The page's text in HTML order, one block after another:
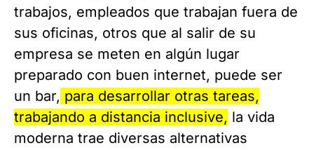
trabajos, empleados que trabajan fuera de
sus oficinas, otros que al salir de su
empresa se meten en algún lugar
preparado con buen internet, puede ser
un bar, para desarrollar otras tareas,
trabajando a distancia inclusive, la vida
moderna trae diversas alternativas